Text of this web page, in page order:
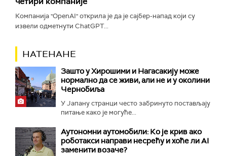
Компанија "OpenAI" открила је да је сајбер-напад који су
извели одметнути ChatGPT...
НАТЕНАНЕ
Зашто у Хирошими и Нагасакију може
нормално да се живи, али не и у околини
Чернобиља
У Јапану странци често забринуто постављају
питање како је могуће...
Аутономни аутомобили: Ко је крив ако
роботакси направи несрећу и хоће ли AI
заменити возаче?